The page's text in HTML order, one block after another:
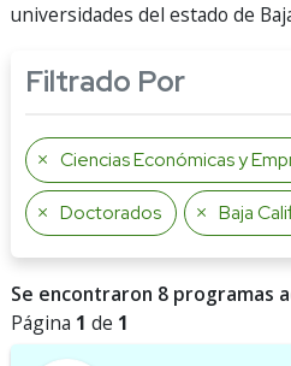
universidades del estado de
Filtrado Por
Ciencias Económicas y
Doctorados Baja
Se encontraron 8 programas
Página 1 de 1